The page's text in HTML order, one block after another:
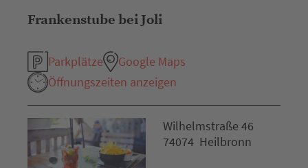
Frankenstube bei Joli
Parkplätze
Google Maps
Öffnungszeiten anzeigen
Wilhelmstraße 46
74074 Heilbronn